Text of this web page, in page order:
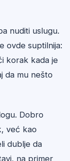
nuditi uslugu.
ovde suptilnija:
korak kada je
da mu nešto
Dobro
već kao
dublje da
na primer